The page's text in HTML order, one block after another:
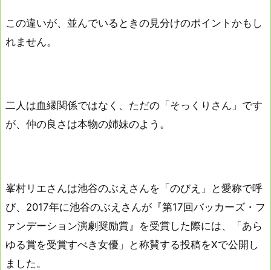
この違いが、並んでいるときの見分けのポイントかもし
れません。
二人は血縁関係ではなく、ただの「そっくりさん」です
が、仲の良さは本物の姉妹のよう。
峯村リエさんは池谷のぶえさんを「のびえ」と愛称で呼
び、2017年に池谷のぶえさんが『第17回バッカーズ・フ
ァンデーション演劇奨励賞』を受賞した際には、「あら
ゆる賞を受賞すべき女優」と称賛する投稿をXで公開し
ました。